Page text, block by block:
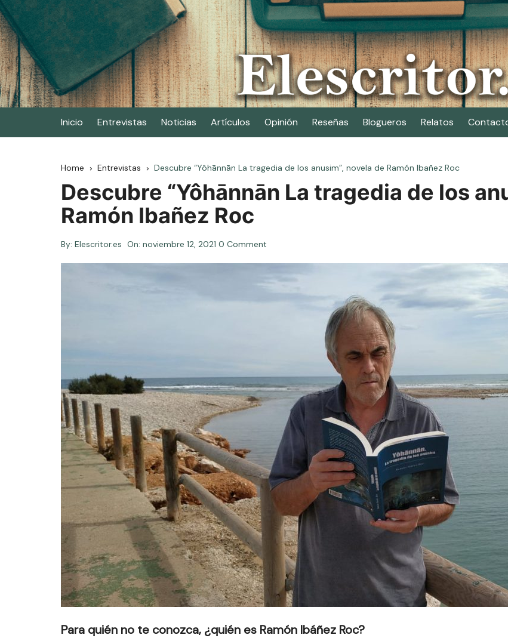
Skip
to
content
Elescritor.es
El periódico digital de los escritores
Inicio Entrevistas Noticias Artículos Opinión Reseñas Blogueros Relatos
Home Entrevistas Descubre “Yôhānnān La tragedia de los anusim”, novela de Ramón Ibañez Roc
Descubre “Yôhānnān La tragedia de los
Ramón Ibañez Roc
By: Elescritor.es On: noviembre 12, 2021 0 Comment
Para quién no te conozca, ¿quién es Ramón Ibáñez Roc?